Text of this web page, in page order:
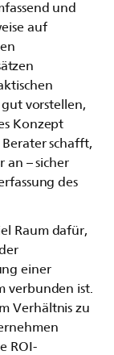
und
auf
vorstellen,
Konzept
schafft,
an – sicher
des
Raum dafür,
einer
verbunden ist.
Verhältnis zu
ROI-